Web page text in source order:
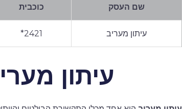
כוכבית שם העסק
*2421 עיתון מעריב
עיתון